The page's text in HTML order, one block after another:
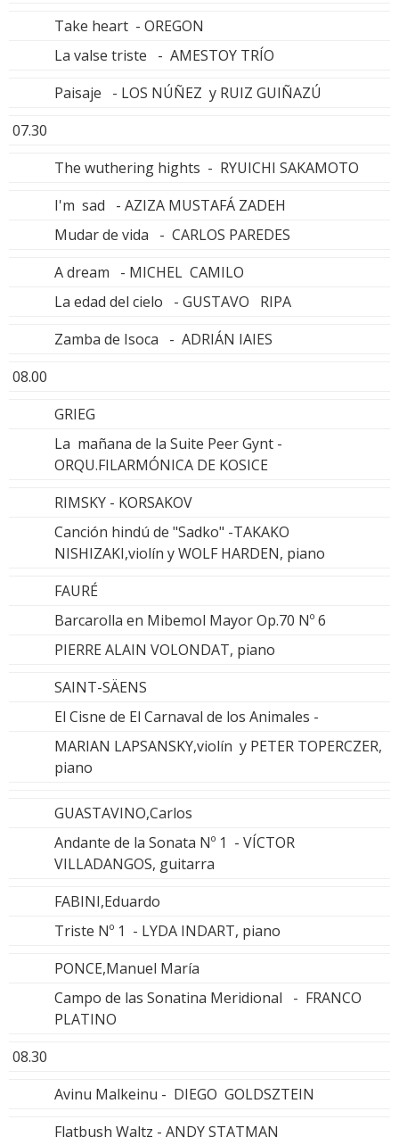
Take heart - OREGON
La valse triste - AMESTOY TRÍO
Paisaje - LOS NÚÑEZ y RUIZ GUIÑAZÚ
07.30
The wuthering hights - RYUICHI SAKAMOTO
I'm sad - AZIZA MUSTAFÁ ZADEH
Mudar de vida - CARLOS PAREDES
A dream - MICHEL CAMILO
La edad del cielo - GUSTAVO RIPA
Zamba de Isoca - ADRIÁN IAIES
08.00
GRIEG
La mañana de la Suite Peer Gynt -
ORQU.FILARMÓNICA DE KOSICE
RIMSKY - KORSAKOV
Canción hindú de "Sadko" -TAKAKO
NISHIZAKI,violín y WOLF HARDEN, piano
FAURÉ
Barcarolla en Mibemol Mayor Op.70 Nº 6
PIERRE ALAIN VOLONDAT, piano
SAINT-SÄENS
El Cisne de El Carnaval de los Animales -
MARIAN LAPSANSKY,violín y PETER TOPERCZER,
piano
GUASTAVINO,Carlos
Andante de la Sonata Nº 1 - VÍCTOR
VILLADANGOS, guitarra
FABINI,Eduardo
Triste Nº 1 - LYDA INDART, piano
PONCE,Manuel María
Campo de las Sonatina Meridional - FRANCO
PLATINO
08.30
Avinu Malkeinu - DIEGO GOLDSZTEIN
Flatbush Waltz - ANDY STATMAN